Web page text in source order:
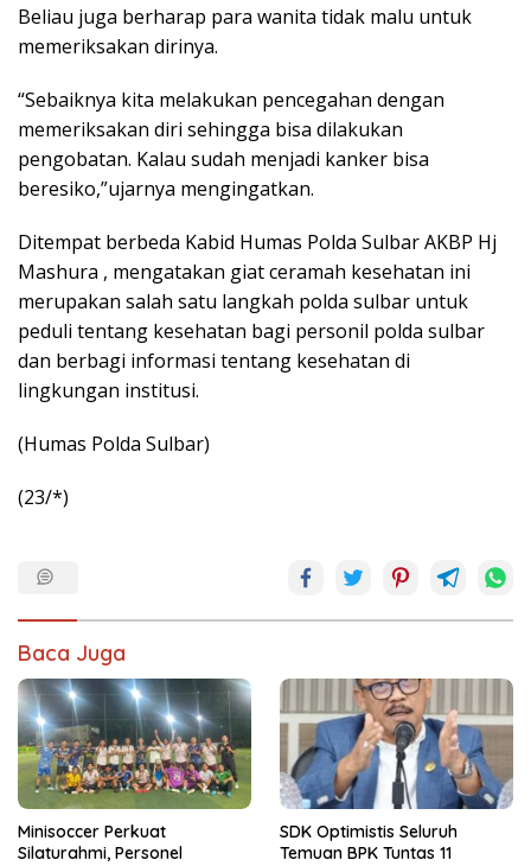
Beliau juga berharap para wanita tidak malu untuk
memeriksakan dirinya.
“Sebaiknya kita melakukan pencegahan dengan
memeriksakan diri sehingga bisa dilakukan
pengobatan. Kalau sudah menjadi kanker bisa
beresiko,”ujarnya mengingatkan.
Ditempat berbeda Kabid Humas Polda Sulbar AKBP Hj
Mashura , mengatakan giat ceramah kesehatan ini
merupakan salah satu langkah polda sulbar untuk
peduli tentang kesehatan bagi personil polda sulbar
dan berbagi informasi tentang kesehatan di
lingkungan institusi.
(Humas Polda Sulbar)
(23/*)
Baca Juga
Minisoccer Perkuat
Silaturahmi, Personel
SDK Optimistis Seluruh
Temuan BPK Tuntas 11